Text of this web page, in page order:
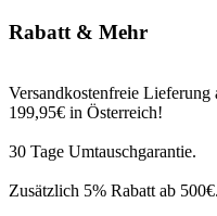
Rabatt & Mehr
Versandkostenfreie
199,95€ in Österreich!
30 Tage Umtauschgarantie.
Zusätzlich 5% Rabatt ab 500€.